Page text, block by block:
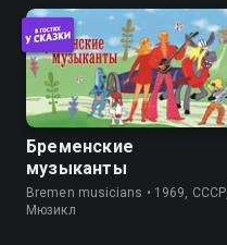
Бременские
музыканты
Bremen musicians • 1969, СССР,
Мюзикл